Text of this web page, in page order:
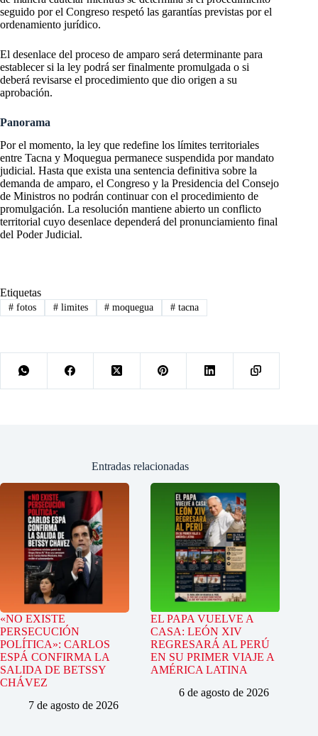
seguido por el Congreso respetó las garantías previstas por el
ordenamiento jurídico.
El desenlace del proceso de amparo será determinante para
establecer si la ley podrá ser finalmente promulgada o si
deberá revisarse el procedimiento que dio origen a su
aprobación.
Panorama
Por el momento, la ley que redefine los límites territoriales
entre Tacna y Moquegua permanece suspendida por mandato
judicial. Hasta que exista una sentencia definitiva sobre la
demanda de amparo, el Congreso y la Presidencia del Consejo
de Ministros no podrán continuar con el procedimiento de
promulgación. La resolución mantiene abierto un conflicto
territorial cuyo desenlace dependerá del pronunciamiento final
del Poder Judicial.
Etiquetas
#fotos #limites # moquegua # tacna
Entradas relacionadas
«NO EXISTE
PERSECUCIÓN
POLÍTICA»: CARLOS
ESPÁ CONFIRMA LA
SALIDA DE BETSSY
CHÁVEZ
7 de agosto de 2026
EL PAPA VUELVE A
CASA: LEÓN XIV
REGRESARÁ AL PERÚ
EN SU PRIMER VIAJE A
AMÉRICA LATINA
6 de agosto de 2026